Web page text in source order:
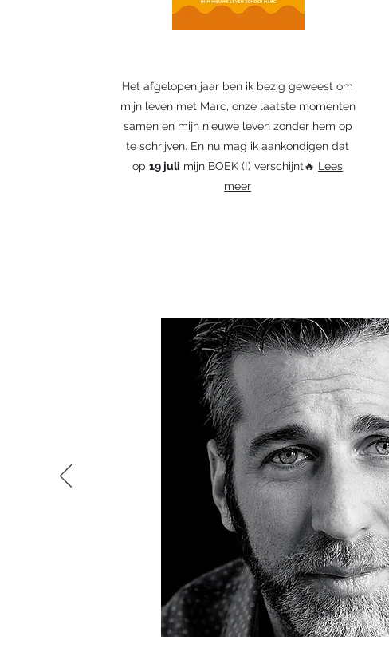
Het afgelopen jaar ben ik bezig geweest om
mijn leven met Marc, onze laatste momenten
samen en mijn nieuwe leven zonder hem op
te schrijven. En nu mag ik aankondigen dat
op19 juli mijn BOEK (!) verschijnt🔥 Lees
meer